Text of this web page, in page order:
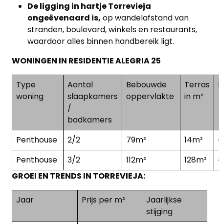
De ligging in hartje Torrevieja
ongeëvenaard is, op wandelafstand van
stranden, boulevard, winkels en restaurants,
waardoor alles binnen handbereik ligt.
WONINGEN IN RESIDENTIE ALEGRIA 25
Type
woning
Aantal
slaapkamers
/
badkamers
Bebouwde
oppervlakte
Terras
in m²
Penthouse 2/2 79m² 14m²
Penthouse
3/2 112m² 128m²
GROEI EN TRENDS IN TORREVIEJA:
Jaar Prijs per m²
Jaarlijkse
stijging